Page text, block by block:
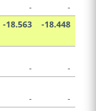
-
-
-18.563 -18.448
-
-
-
-